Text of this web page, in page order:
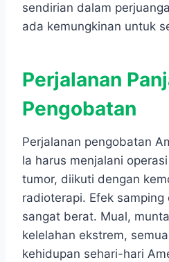
sendirian dalam
ada kemungkinan untuk
Perjalanan
Pengobatan
Perjalanan pengobatan
Ia harus menjalani
tumor, diikuti dengan
radioterapi. Efek
sangat berat. Mual,
kelelahan ekstrem,
kehidupan sehari-hari